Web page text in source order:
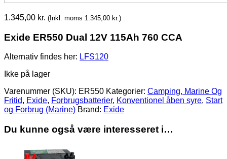
1.345,00 kr. (Inkl. moms 1.345,00 kr.)
Exide ER550 Dual 12V 115Ah 760 CCA
Alternativ findes her: LFS120
Ikke på lager
Varenummer (SKU): ER550 Kategorier: Camping, Marine Og
Fritid, Exide, Forbrugsbatterier, Konventionel åben syre, Start
og Forbrug (Marine) Brand: Exide
Du kunne også være interesseret i…